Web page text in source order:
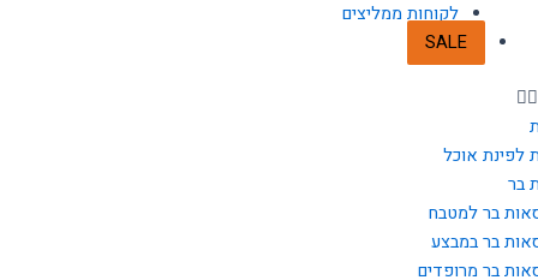
לקוחות ממליצים
SALE
לפינת אוכל
בר
בר למטבח
בר במבצע
בר מרופדים